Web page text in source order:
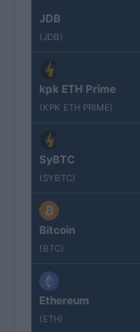
JDB
(JDB)
kpk ETH Prime
(KPK ETH PRIME)
SyBTC
(SYBTC)
Bitcoin
(BTC)
Ethereum
(ETH)